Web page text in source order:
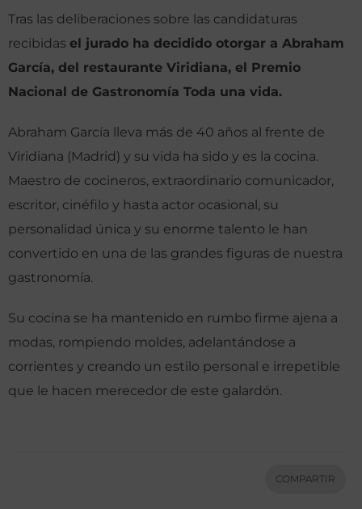
Tras las deliberaciones sobre las candidaturas
recibidas el jurado ha decidido otorgar a Abraham
García, del restaurante Viridiana, el Premio
Nacional de Gastronomía Toda una vida.
Abraham García lleva más de 40 años al frente de
Viridiana (Madrid) y su vida ha sido y es la cocina.
Maestro de cocineros, extraordinario comunicador,
escritor, cinéfilo y hasta actor ocasional, su
personalidad única y su enorme talento le han
convertido en una de las grandes figuras de nuestra
gastronomía.
Su cocina se ha mantenido en rumbo firme ajena a
modas, rompiendo moldes, adelantándose a
corrientes y creando un estilo personal e irrepetible
que le hacen merecedor de este galardón.
COMPARTIR